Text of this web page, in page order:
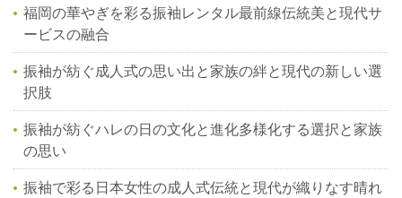
福岡の華やぎを彩る振袖レンタル最前線伝統美と現代サ
ービスの融合
振袖が紡ぐ成人式の思い出と家族の絆と現代の新しい選
択肢
振袖が紡ぐハレの日の文化と進化多様化する選択と家族
の思い
振袖で彩る日本女性の成人式伝統と現代が織りなす晴れ